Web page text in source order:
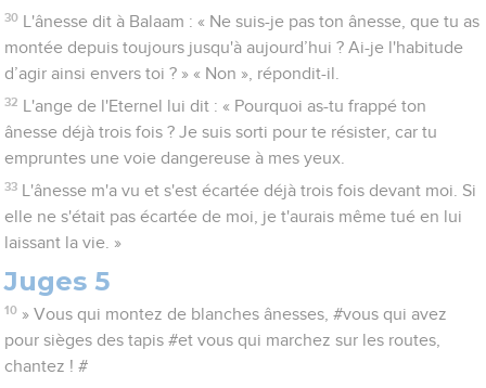
30
L'ânesse dit à Balaam : « Ne suis-je pas ton ânesse, que tu as
montée depuis toujours jusqu'à aujourd’hui ? Ai-je l'habitude
d’agir ainsi envers toi ? » « Non », répondit-il.
32
L'ange de l'Eternel lui dit : « Pourquoi as-tu frappé ton
ânesse déjà trois fois ? Je suis sorti pour te résister, car tu
empruntes une voie dangereuse à mes yeux.
33
L'ânesse m'a vu et s'est écartée déjà trois fois devant moi. Si
elle ne s'était pas écartée de moi, je t'aurais même tué en lui
laissant la vie. »
Juges 5
10 » Vous qui montez de blanches ânesses, #vous qui avez
pour sièges des tapis #et vous qui marchez sur les routes,
chantez ! #